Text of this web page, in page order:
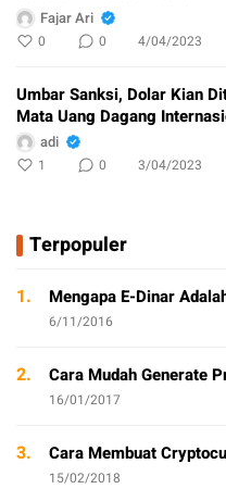
Fajar Ari
0 0 4/04/2023
Umbar Sanksi, Dolar Kian
Mata Uang Dagang
adi
1 0 3/04/2023
Terpopuler
1. Mengapa E-Dinar
6/11/2016
2. Cara Mudah Generate
16/01/2017
3. Cara Membuat
15/02/2018